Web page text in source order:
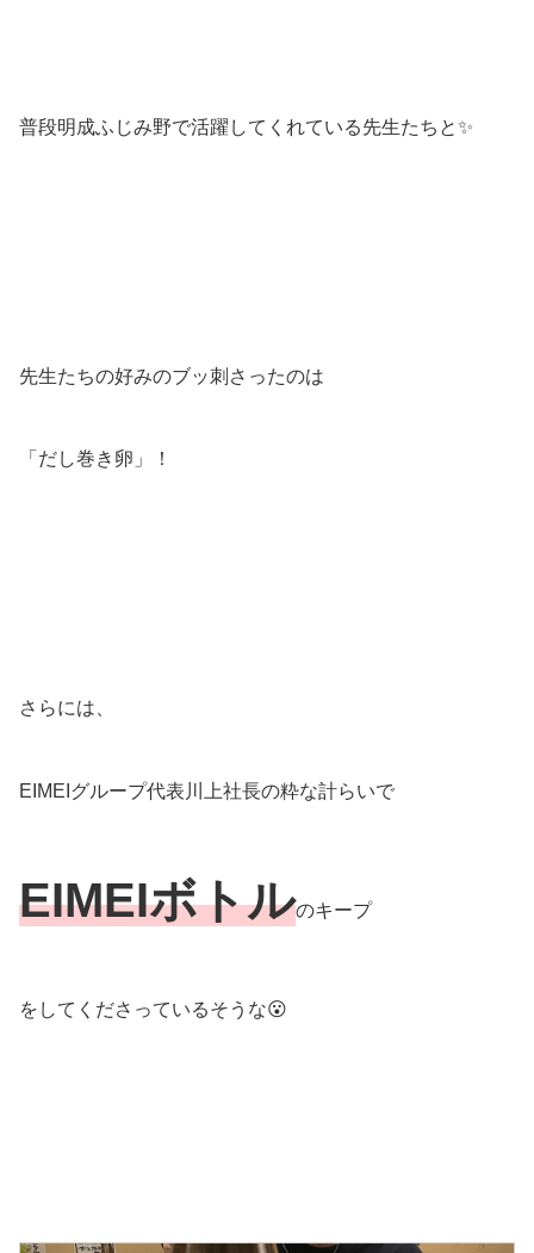
普段明成ふじみ野で活躍してくれている先生たちと✨
先生たちの好みのブッ刺さったのは
「だし巻き卵」！
さらには、
EIMEIグループ代表川上社長の粋な計らいで
EIMEIボトルのキープ
をしてくださっているそうな😮